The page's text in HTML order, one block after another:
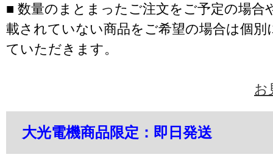
■ 数量のまとまったご注文をご予定の場合
載されていない商品をご希望の場合は個別
ていただきます。
お
大光電機商品限定：即日発送